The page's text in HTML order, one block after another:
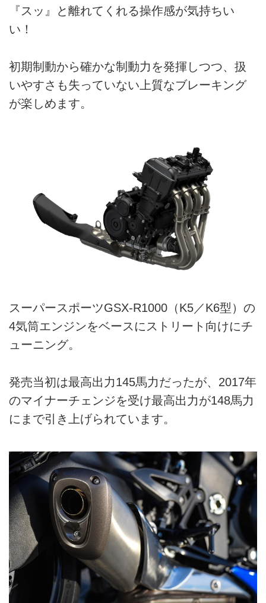
『スッ』と離れてくれる操作感が気持ちい
い！
初期制動から確かな制動力を発揮しつつ、扱
いやすさも失っていない上質なブレーキング
が楽しめます。
スーパースポーツGSX-R1000（K5／K6型）の
4気筒エンジンをベースにストリート向けにチ
ューニング。
発売当初は最高出力145馬力だったが、2017年
のマイナーチェンジを受け最高出力が148馬力
にまで引き上げられています。